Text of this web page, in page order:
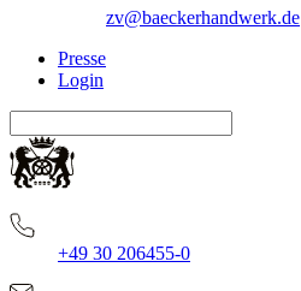
zv@baeckerhandwerk.de
Presse
Login
+49 30 206455-0